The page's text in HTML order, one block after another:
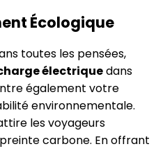
Écologique
toutes les pensées,
électriquedans
également votre
environnementale.
les voyageurs
carbone. En offrant